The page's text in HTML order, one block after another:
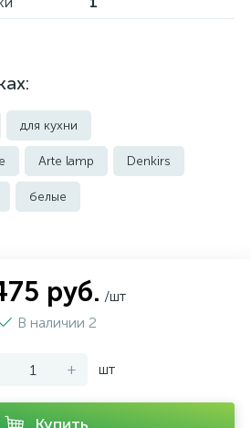
для кухни
Arte lamp Denkirs
белые
подвесные трековые
системы
руб. /шт
В наличии 2
+ шт